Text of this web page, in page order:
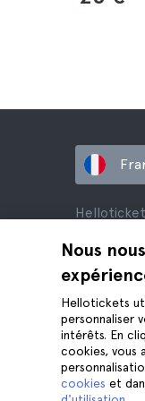
Nous
Hellotickets
personnaliser
intérêts. En
cookies, vous
cookies et
dans le
© Hello